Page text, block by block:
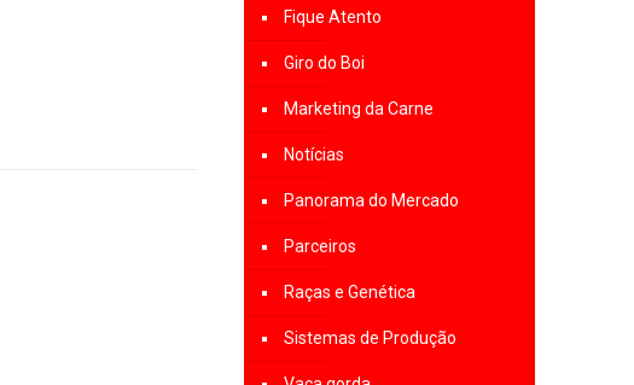
Fique Atento
Giro do Boi
Marketing da Carne
Notícias
Panorama do Mercado
Parceiros
Raças e Genética
Sistemas de Produção